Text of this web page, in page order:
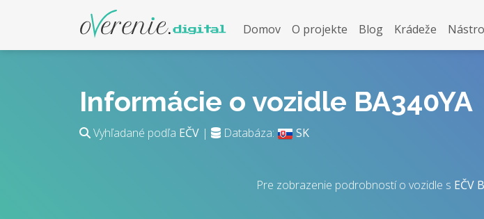
Domov O projekte Blog Krádeže
Informácie o vozidle BA340YA
Vyhľadané podľa EČV | Databáza: SK
Pre zobrazenie podrobností o vozidle s EČV